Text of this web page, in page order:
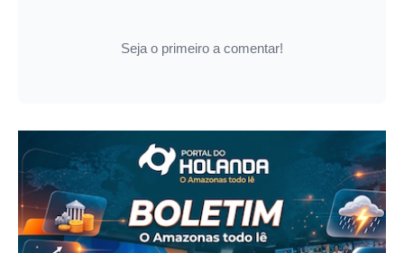
Seja o primeiro a comentar!